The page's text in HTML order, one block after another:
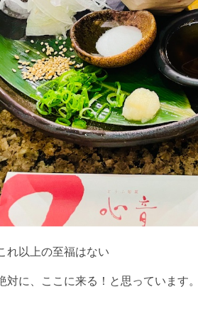
れ以上の至福はない
対に、ここに来る！と思っています